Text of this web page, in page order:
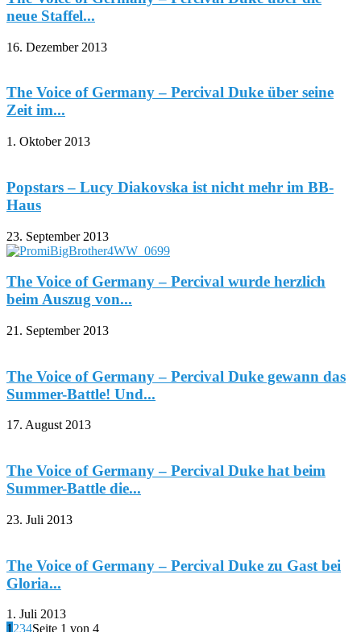
neue Staffel...
16. Dezember 2013
The Voice of Germany – Percival Duke über seine
Zeit im...
1. Oktober 2013
Popstars – Lucy Diakovska ist nicht mehr im BB-
Haus
23. September 2013
The Voice of Germany – Percival wurde herzlich
beim Auszug von...
21. September 2013
The Voice of Germany – Percival Duke gewann das
Summer-Battle! Und...
17. August 2013
The Voice of Germany – Percival Duke hat beim
Summer-Battle die...
23. Juli 2013
The Voice of Germany – Percival Duke zu Gast bei
Gloria...
1. Juli 2013
1 234Seite 1 von 4